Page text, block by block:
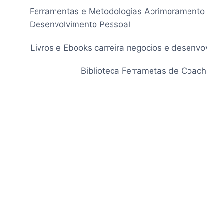
Conteúdo
Ferramentas e Metodologias Aprimoramento
Desenvolvimento Pessoal
Livros e Ebooks carreira negocios e
Biblioteca Ferrametas de